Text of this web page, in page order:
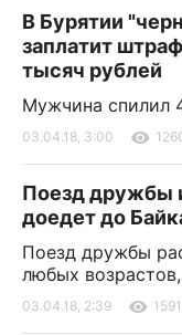
В Бурятии
заплатит
тысяч рублей
Мужчина спилил
03.04.18, 3:00
Поезд дружбы
доедет до
Поезд дружбы
любых
03.04.18, 2:39 1591